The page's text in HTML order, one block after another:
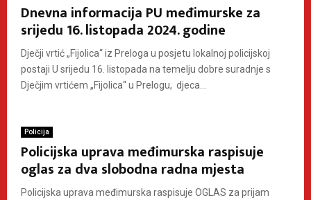
Dnevna informacija PU međimurske za
srijedu 16. listopada 2024. godine
Dječji vrtić „Fijolica“ iz Preloga u posjetu lokalnoj policijskoj
postaji U srijedu 16. listopada na temelju dobre suradnje s
Dječjim vrtićem „Fijolica“ u Prelogu, djeca...
Policija
Policijska uprava međimurska raspisuje
oglas za dva slobodna radna mjesta
Policijska uprava međimurska raspisuje OGLAS za prijam